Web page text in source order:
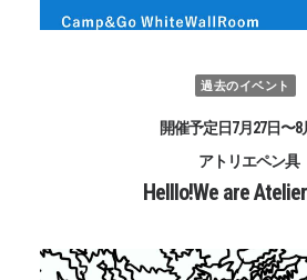
過去のイベント
開催予定日7月27日〜8
アトリエペン具
Helllo!We are